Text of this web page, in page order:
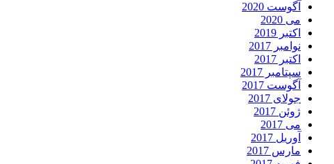
آگوست 2020
می 2020
اکتبر 2019
نوامبر 2017
اکتبر 2017
سپتامبر 2017
آگوست 2017
جولای 2017
ژوئن 2017
می 2017
آوریل 2017
مارس 2017